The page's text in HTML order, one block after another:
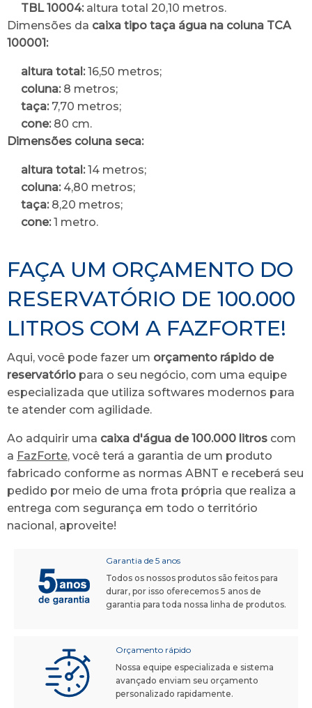
TBL 10004:altura total 20,10 metros.
Dimensões da caixa tipo taça água na coluna TCA
100001:
altura total:16,50 metros;
coluna:8 metros;
taça:7,70 metros;
cone:80 cm.
Dimensões coluna seca:
altura total:14 metros;
coluna:4,80 metros;
taça:8,20 metros;
cone:1 metro.
FAÇA UM ORÇAMENTO DO
RESERVATÓRIO DE 100.000
LITROS COM A FAZFORTE!
Aqui, você pode fazer um orçamento rápido de
reservatório para o seu negócio, com uma equipe
especializada que utiliza softwares modernos para
te atender com agilidade.
Ao adquirir uma caixa d'água de 100.000 litros com
a FazForte, você terá a garantia de um produto
fabricado conforme as normas ABNT e receberá seu
pedido por meio de uma frota própria que realiza a
entrega com segurança em todo o território
nacional, aproveite!
Garantia de 5 anos
Todos os nossos produtos são feitos para
durar, por isso oferecemos 5 anos de
garantia para toda nossa linha de produtos.
Orçamento rápido
Nossa equipe especializada e sistema
avançado enviam seu orçamento
personalizado rapidamente.